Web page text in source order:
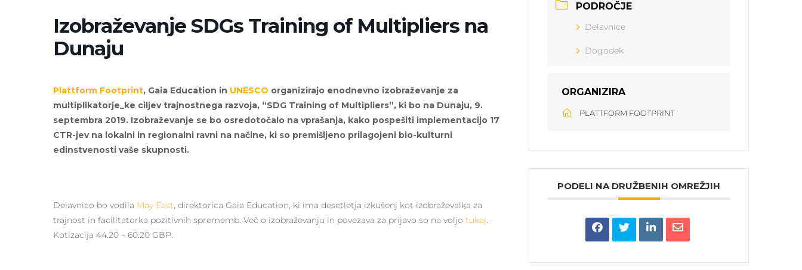
Izobraževanje SDGs Training of Multipliers na
Dunaju
Plattform Footprint, Gaia Education in UNESCO organizirajo enodnevno izobraževanje za
multiplikatorje_ke ciljev trajnostnega razvoja, “SDG Training of Multipliers”, ki bo na Dunaju, 9.
septembra 2019. Izobraževanje se bo osredotočalo na vprašanja, kako pospešiti implementacijo 17
CTR-jev na lokalni in regionalni ravni na načine, ki so premišljeno prilagojeni bio-kulturni
edinstvenosti vaše skupnosti.
Delavnico bo vodila May East, direktorica Gaia Education, ki ima desetletja izkušenj kot izobraževalka za
trajnost in facilitatorka pozitivnih sprememb. Več o izobraževanju in povezava za prijavo so na voljo tukaj.
Kotizacija 44.20 – 60.20 GBP.
PODROČJE
Delavnice
Dogodek
ORGANIZIRA
PLATTFORM FOOTPRINT
PODELI NA DRUŽBENIH OMREŽJIH